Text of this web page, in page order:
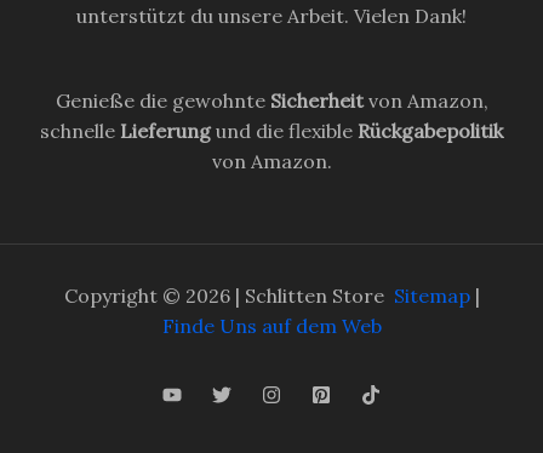
unterstützt du unsere Arbeit. Vielen Dank!
Genieße die gewohnte Sicherheitvon Amazon,
schnelle Lieferungund die flexible Rückgabepolitik
von Amazon.
Copyright © 2026 | Schlitten Store Sitemap|
Finde Uns auf dem Web